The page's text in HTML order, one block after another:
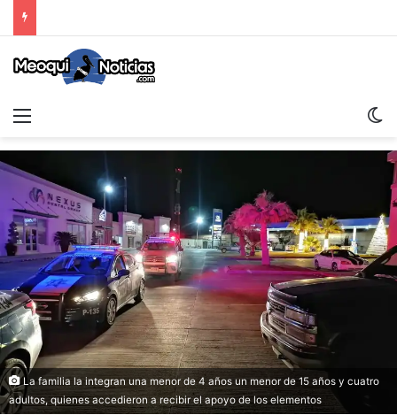
La familia la integran una menor de 4 años un menor de 15 años y cuatro
adultos, quienes accedieron a recibir el apoyo de los elementos